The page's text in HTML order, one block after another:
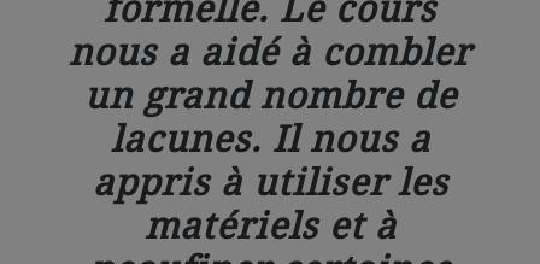
nous a aidé à combler
un grand nombre de
lacunes. Il nous a
appris à utiliser les
matériels et à